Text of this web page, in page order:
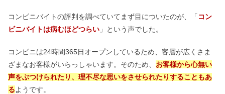
コンビニバイトの評判を調べていてまず目についたのが、「 コン
ビニバイトは病むほどつらい 」という声でした。
コンビニは24時間365日オープンしているため、客層が広くさま
ざまなお客様がいらっしゃいます。そのため、 お客様から心無い
声をぶつけられたり、理不尽な思いをさせられたりすることもあ
るようです。